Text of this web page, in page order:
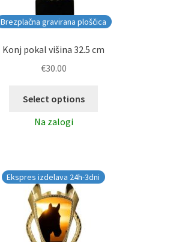
Brezplačna gravirana ploščica
Konj pokal višina 32.5 cm
€30.00
Select options
Na zalogi
Ekspres izdelava 24h-3dni